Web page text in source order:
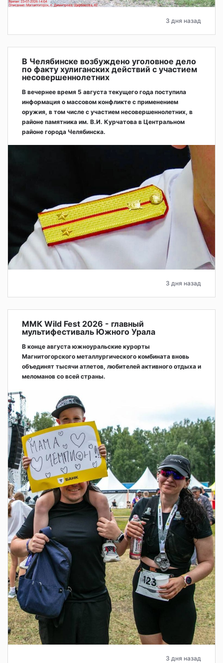
3 дня назад
В Челябинске возбуждено уголовное дело
по факту хулиганских действий с участием
несовершеннолетних
В вечернее время 5 августа текущего года поступила
информация о массовом конфликте с применением
оружия, в том числе с участием несовершеннолетних, в
районе памятника им. В.И. Курчатова в Центральном
районе города Челябинска.
3 дня назад
ММК Wild Fest 2026 - главный
мультифестиваль Южного Урала
В конце августа южноуральские курорты
Магнитогорского металлургического комбината вновь
объединят тысячи атлетов, любителей активного отдыха и
меломанов со всей страны.
3 дня назад